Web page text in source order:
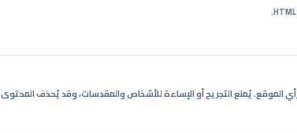
رأي الموقع. يُمنع التجريح أو الإساءة للأشخاص والمقدسات، وقد يُحذف المحتوى